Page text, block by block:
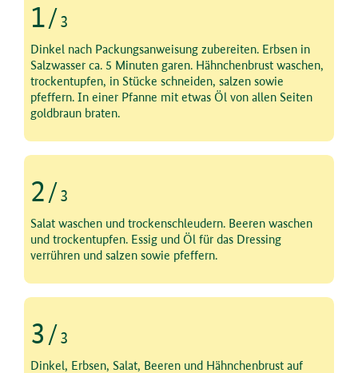
1/ 3
Schritt 1 von 3
Dinkel nach Packungsanweisung zubereiten. Erbsen in
Salzwasser ca. 5 Minuten garen. Hähnchenbrust waschen,
trockentupfen, in Stücke schneiden, salzen sowie
pfeffern. In einer Pfanne mit etwas Öl von allen Seiten
goldbraun braten.
2 /3
Schritt 2 von 3
Salat waschen und trockenschleudern. Beeren waschen
und trockentupfen. Essig und Öl für das Dressing
verrühren und salzen sowie pfeffern.
3 /3
Schritt 3 von 3
Dinkel, Erbsen, Salat, Beeren und Hähnchenbrust auf